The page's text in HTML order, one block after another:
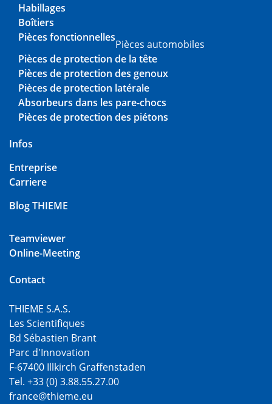
Habillages
Boîtiers
Pièces fonctionnelles
Pièces automobiles
Pièces de protection de la tête
Pièces de protection des genoux
Pièces de protection latérale
Absorbeurs dans les pare-chocs
Pièces de protection des piétons
Infos
Entreprise
Carriere
Blog THIEME
Teamviewer
Online-Meeting
Contact
THIEME S.A.S.
Les Scientifiques
Bd Sébastien Brant
Parc d'Innovation
F-67400 Illkirch Graffenstaden
Tel. +33 (0) 3.88.55.27.00
france@thieme.eu